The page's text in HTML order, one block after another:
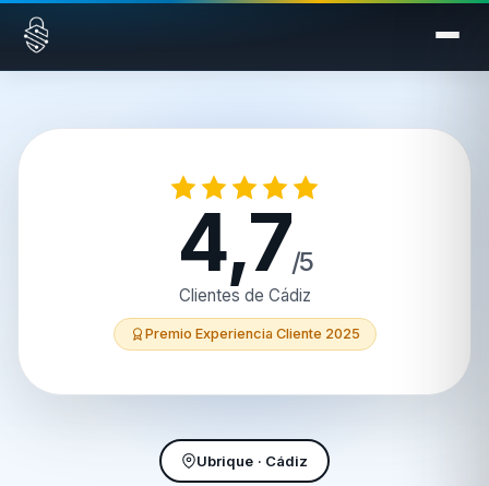
Saltar al contenido
Ubrique · Cádiz
4,7/5
Clientes de Cádiz
Premio Experiencia Cliente 2025